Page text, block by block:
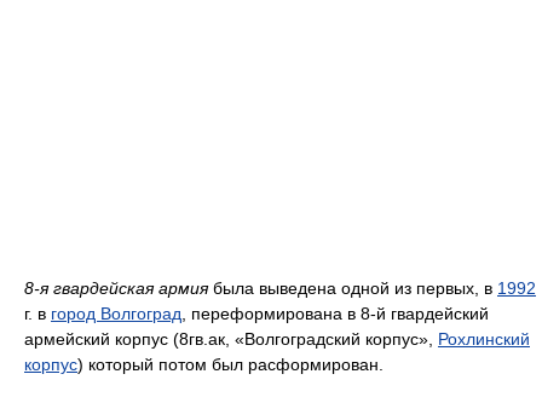
8-я гвардейская армиябыла выведена одной из первых, в 1992
г. в город Волгоград, переформирована в 8-й гвардейский
армейский корпус (8гв.ак, «Волгоградский корпус», Рохлинский
корпус) который потом был расформирован.